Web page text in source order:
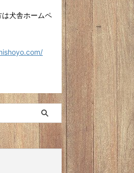
犬舎ホームペ